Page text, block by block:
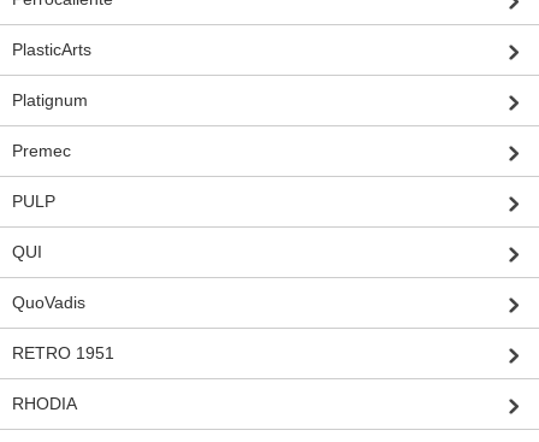
PlasticArts
Platignum
Premec
PULP
QUI
QuoVadis
RETRO 1951
RHODIA